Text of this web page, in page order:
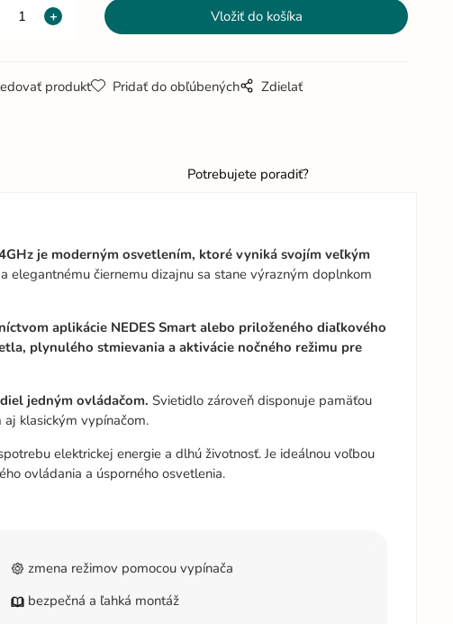
produkt Pridať do obľúbených Zdielať
Potrebujete poradiť?
je moderným osvetlením, ktoré vyniká svojím veľkým
elegantnému čiernemu dizajnu sa stane výrazným doplnkom
aplikácie NEDES Smart alebo priloženého diaľkového
plynulého stmievania a aktivácie nočného režimu pre
jedným ovládačom. Svietidlo zároveň disponuje pamäťou
klasickým vypínačom.
elektrickej energie a dlhú životnosť. Je ideálnou voľbou
ovládania a úsporného osvetlenia.
zmena režimov pomocou vypínača
bezpečná a ľahká montáž